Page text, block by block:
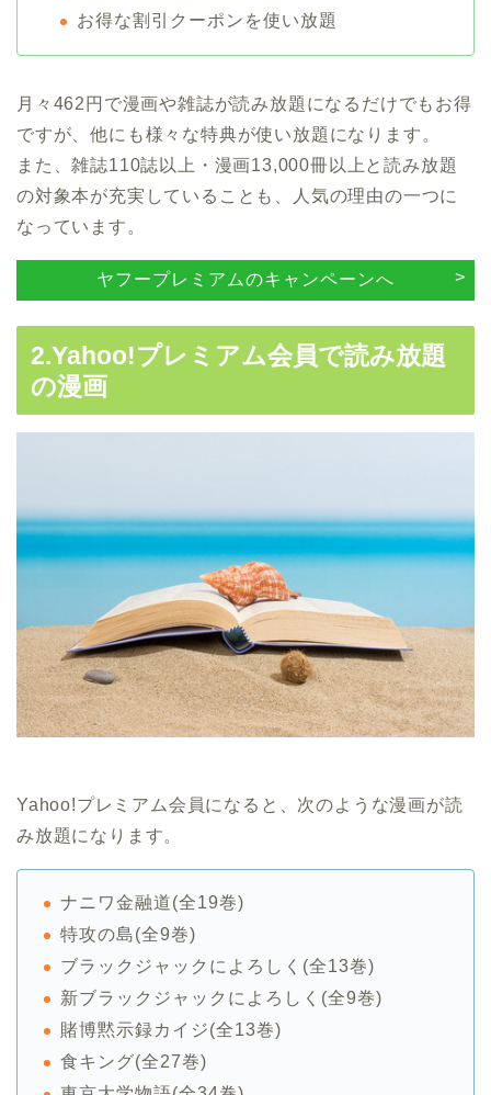
お得な割引クーポンを使い放題
月々462円で漫画や雑誌が読み放題になるだけでもお得
ですが、他にも様々な特典が使い放題になります。
また、雑誌110誌以上・漫画13,000冊以上と読み放題
の対象本が充実していることも、人気の理由の一つに
なっています。
ヤフープレミアムのキャンペーンへ
2.Yahoo!プレミアム会員で読み放題
の漫画
Yahoo!プレミアム会員になると、次のような漫画が読
み放題になります。
ナニワ金融道(全19巻)
特攻の島(全9巻)
ブラックジャックによろしく(全13巻)
新ブラックジャックによろしく(全9巻)
賭博黙示録カイジ(全13巻)
食キング(全27巻)